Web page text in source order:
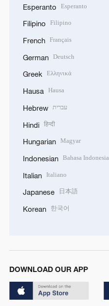
Esperanto Esperanto
Filipino Filipino
French Français
German Deutsch
Greek Ελληνικά
Hausa Hausa
Hebrew עברית
Hindi हिन्दी
Hungarian Magyar
Indonesian Bahasa Indonesia
Italian Italiano
Japanese 日本語
Korean 한국어
DOWNLOAD OUR APP